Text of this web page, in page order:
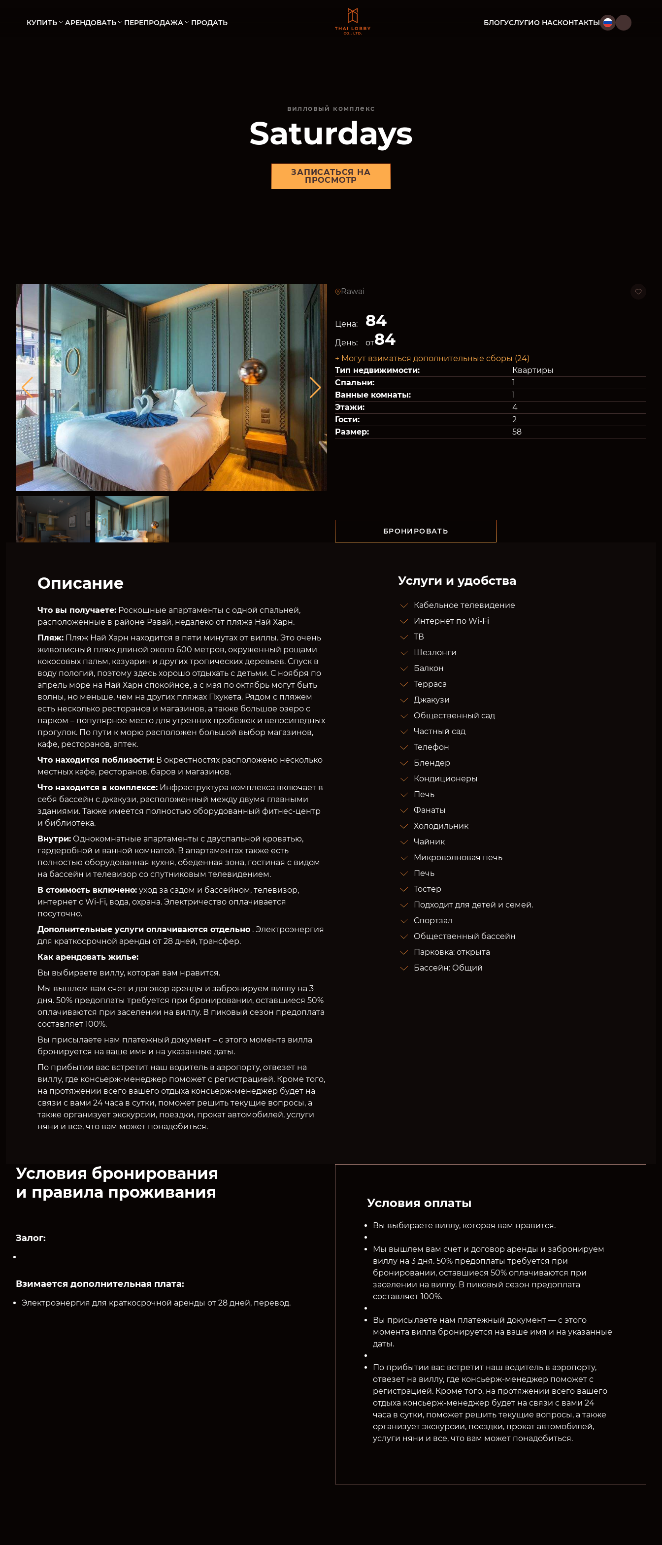
КУПИТЬ АРЕНДОВАТЬ ПЕРЕПРОДАЖА ПРОДАТЬ БЛОГУСЛУГИО НАСКОНТАКТЫ
вилловый комплекс
Saturdays
ЗАПИСАТЬСЯ НА
ПРОСМОТР
Rawai
Цена: 84
День: от84
+ Могут взиматься дополнительные сборы (24)
Тип недвижимости:
Квартиры
Спальни:
1
Ванные комнаты:
1
Этажи:
4
Гости:
2
Размер:
58
БРОНИРОВАТЬ
Описание
Что вы получаете: Роскошные апартаменты с одной спальней,
расположенные в районе Равай, недалеко от пляжа Най Харн.
Пляж: Пляж Най Харн находится в пяти минутах от виллы. Это очень
живописный пляж длиной около 600 метров, окруженный рощами
кокосовых пальм, казуарин и других тропических деревьев. Спуск в
воду пологий, поэтому здесь хорошо отдыхать с детьми. С ноября по
апрель море на Най Харн спокойное, а с мая по октябрь могут быть
волны, но меньше, чем на других пляжах Пхукета. Рядом с пляжем
есть несколько ресторанов и магазинов, а также большое озеро с
парком – популярное место для утренних пробежек и велосипедных
прогулок. По пути к морю расположен большой выбор магазинов,
кафе, ресторанов, аптек.
Что находится поблизости: В окрестностях расположено несколько
местных кафе, ресторанов, баров и магазинов.
Что находится в комплексе: Инфраструктура комплекса включает в
себя бассейн с джакузи, расположенный между двумя главными
зданиями. Также имеется полностью оборудованный фитнес-центр
и библиотека.
Внутри: Однокомнатные апартаменты с двуспальной кроватью,
гардеробной и ванной комнатой. В апартаментах также есть
полностью оборудованная кухня, обеденная зона, гостиная с видом
на бассейн и телевизор со спутниковым телевидением.
В стоимость включено: уход за садом и бассейном, телевизор,
интернет с Wi-Fi, вода, охрана. Электричество оплачивается
посуточно.
Дополнительные услуги оплачиваются отдельно . Электроэнергия
для краткосрочной аренды от 28 дней, трансфер.
Как арендовать жилье:
Вы выбираете виллу, которая вам нравится.
Мы вышлем вам счет и договор аренды и забронируем виллу на 3
дня. 50% предоплаты требуется при бронировании, оставшиеся 50%
оплачиваются при заселении на виллу. В пиковый сезон предоплата
составляет 100%.
Вы присылаете нам платежный документ – с этого момента вилла
бронируется на ваше имя и на указанные даты.
По прибытии вас встретит наш водитель в аэропорту, отвезет на
виллу, где консьерж-менеджер поможет с регистрацией. Кроме того,
на протяжении всего вашего отдыха консьерж-менеджер будет на
связи с вами 24 часа в сутки, поможет решить текущие вопросы, а
также организует экскурсии, поездки, прокат автомобилей, услуги
няни и все, что вам может понадобиться.
Услуги и удобства
Кабельное телевидение
Интернет по Wi-Fi
ТВ
Шезлонги
Балкон
Терраса
Джакузи
Общественный сад
Частный сад
Телефон
Блендер
Кондиционеры
Печь
Фанаты
Холодильник
Чайник
Микроволновая печь
Печь
Тостер
Подходит для детей и семей.
Спортзал
Общественный бассейн
Парковка: открыта
Бассейн: Общий
Условия бронирования
и правила проживания
Залог:
Взимается дополнительная плата:
Электроэнергия для краткосрочной аренды от 28 дней, перевод.
Условия оплаты
Вы выбираете виллу, которая вам нравится.
Мы вышлем вам счет и договор аренды и забронируем
виллу на 3 дня. 50% предоплаты требуется при
бронировании, оставшиеся 50% оплачиваются при
заселении на виллу. В пиковый сезон предоплата
составляет 100%.
Вы присылаете нам платежный документ — с этого
момента вилла бронируется на ваше имя и на указанные
даты.
По прибытии вас встретит наш водитель в аэропорту,
отвезет на виллу, где консьерж-менеджер поможет с
регистрацией. Кроме того, на протяжении всего вашего
отдыха консьерж-менеджер будет на связи с вами 24
часа в сутки, поможет решить текущие вопросы, а также
организует экскурсии, поездки, прокат автомобилей,
услуги няни и все, что вам может понадобиться.